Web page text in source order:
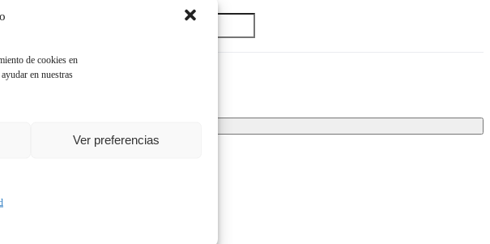
de cookies en
en nuestras
Ver preferencias